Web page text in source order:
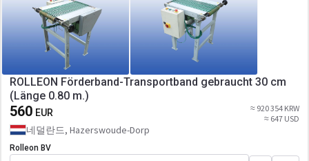
ROLLEON Förderband-Transportband gebraucht 30 cm
(Länge 0.80 m.)
560 EUR
≈ 920 354 KRW
≈ 647 USD
네덜란드, Hazerswoude-Dorp
Rolleon BV